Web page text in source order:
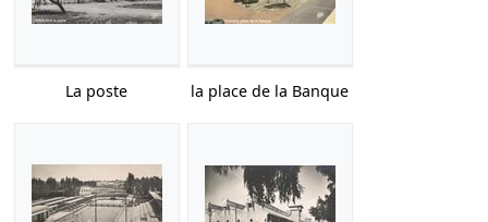
La poste la place de la Banque